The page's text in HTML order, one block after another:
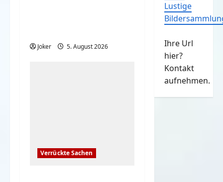
Joker 5. August 2026
Verrückte Sachen
Lustige
Ihre Url
hier?
Kontakt
aufnehmen.